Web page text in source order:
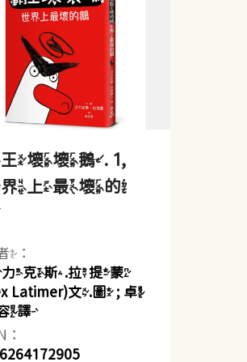
壞壞鵝. 1,
上最壞的
：
克斯.拉提蒙
Latimer)文.圖 ; 卓
譯
：